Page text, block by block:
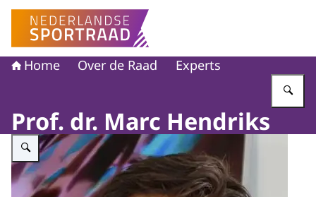
Naar de homepage van Nederlandse Sportraad
Home Over de Raad Experts
Prof. dr. Marc Hendriks
Vergroot afbeelding Profielfoto Marc Hendriks